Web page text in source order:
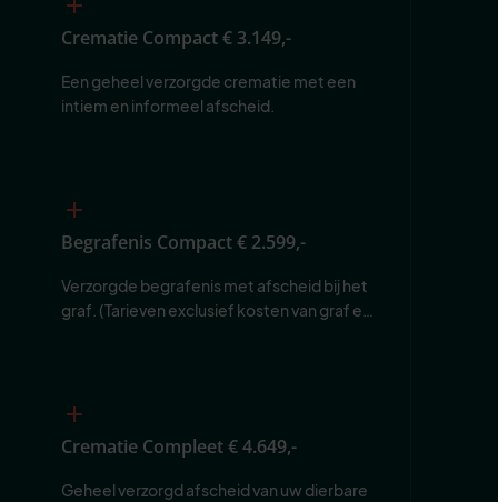
Crematie Compact€ 3.149,-
Een geheel verzorgde crematie met een
intiem en informeel afscheid.
Begrafenis Compact€ 2.599,-
Verzorgde begrafenis met afscheid bij het
graf. (Tarieven exclusief kosten van graf en
Crematie Compleet€ 4.649,-
Geheel verzorgd afscheid van uw dierbare